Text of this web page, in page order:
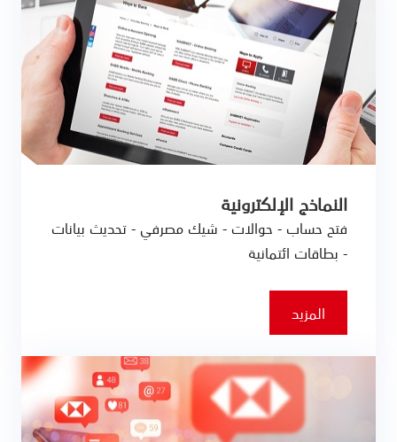
النماذج الإلكترونية
فتح حساب - حوالات - شيك مصرفي - تحديث بيانات
- بطاقات ائتمانية
المزيد